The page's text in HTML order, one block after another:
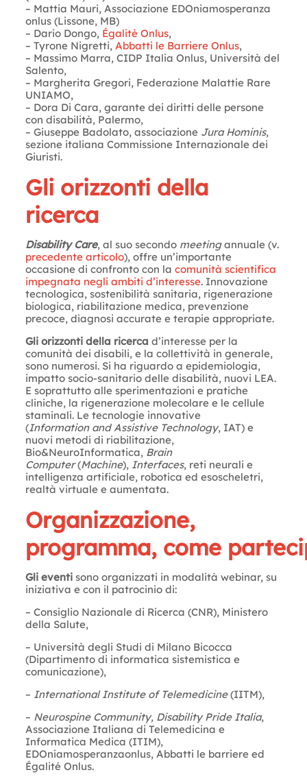
– Mattia Mauri, Associazione EDOniamosperanza
onlus (Lissone, MB)
– Dario Dongo, Égalitè Onlus,
– Tyrone Nigretti, Abbatti le Barriere Onlus,
– Massimo Marra, CIDP Italia Onlus, Università del
Salento,
– Margherita Gregori, Federazione Malattie Rare
UNIAMO,
– Dora Di Cara, garante dei diritti delle persone
con disabilità, Palermo,
– Giuseppe Badolato, associazione Jura Hominis,
sezione italiana Commissione Internazionale dei
Giuristi.
Gli orizzonti della
ricerca
Disability Care, al suo secondo meetingannuale (v.
precedente articolo), offre un’importante
occasione di confronto con la comunità scientifica
impegnata negli ambiti d’interesse. Innovazione
tecnologica, sostenibilità sanitaria, rigenerazione
biologica, riabilitazione medica, prevenzione
precoce, diagnosi accurate e terapie appropriate.
Gli orizzonti della ricerca d’interesse per la
comunità dei disabili, e la collettività in generale,
sono numerosi. Si ha riguardo a epidemiologia,
impatto socio-sanitario delle disabilità, nuovi LEA.
E soprattutto alle sperimentazioni e pratiche
cliniche, la rigenerazione molecolare e le cellule
staminali. Le tecnologie innovative
(Information and Assistive Technology, IAT) e
nuovi metodi di riabilitazione,
Bio&NeuroInformatica, Brain
Computer(Machine), Interfaces, reti neurali e
intelligenza artificiale, robotica ed esoscheletri,
realtà virtuale e aumentata.
Organizzazione,
programma, come
Gli eventisono organizzati in modalità webinar, su
iniziativa e con il patrocinio di:
– Consiglio Nazionale di Ricerca (CNR), Ministero
della Salute,
– Università degli Studi di Milano Bicocca
(Dipartimento di informatica sistemistica e
comunicazione),
– International Institute of Telemedicine(IITM),
– Neurospine Community, Disability Pride Italia,
Associazione Italiana di Telemedicina e
Informatica Medica (ITIM),
EDOniamosperanzaonlus, Abbatti le barriere ed
Égalité Onlus.